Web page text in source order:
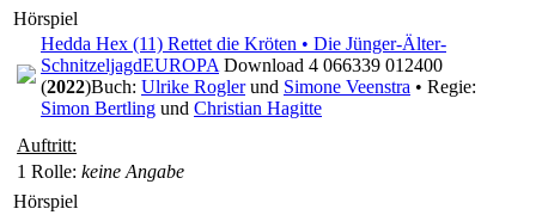
Hörspiel
Hedda Hex (11) Rettet die Kröten • Die Jünger-Älter-
SchnitzeljagdEUROPA Download 4 066339 012400
(2022)Buch: Ulrike Roglerund Simone Veenstra • Regie:
Simon Bertling und Christian Hagitte
Auftritt:
1 Rolle: keine Angabe
Hörspiel